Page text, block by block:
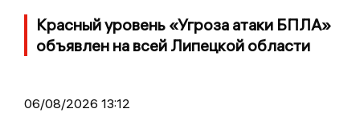
Красный уровень «Угроза атаки БПЛА»
объявлен на всей Липецкой области
06/08/2026 13:12